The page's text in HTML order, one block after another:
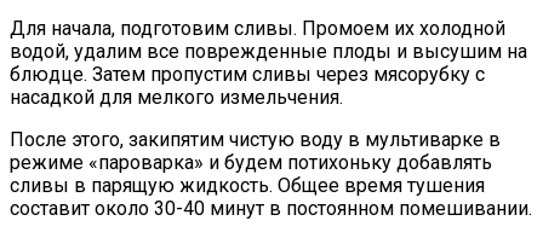
Для начала, подготовим сливы. Промоем их холодной
водой, удалим все поврежденные плоды и высушим на
блюдце. Затем пропустим сливы через мясорубку с
насадкой для мелкого измельчения.
После этого, закипятим чистую воду в мультиварке в
режиме «пароварка» и будем потихоньку добавлять
сливы в парящую жидкость. Общее время тушения
составит около 30-40 минут в постоянном помешивании.